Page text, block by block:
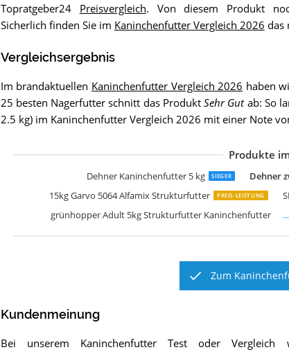
Topratgeber24 Preisvergleich. Von diesem Produkt
Sicherlich finden Sie im Kaninchenfutter Vergleich 2026 das
Vergleichsergebnis
Im brandaktuellen Kaninchenfutter Vergleich 2026 haben
25 besten Nagerfutter schnitt das ProduktSehr Gutab: So
2.5 kg) im Kaninchenfutter Vergleich 2026 mit einer Note
Produkte
Dehner Kaninchenfutter 5 kg SIEGER
Dehner
15kg Garvo 5064 Alfamix Strukturfutter
PREIS-LEISTUNG
grünhopper Adult 5kg Strukturfutter Kaninchenfutter
Zum
Kundenmeinung
Bei unserem Kaninchenfutter Test oder Vergleich